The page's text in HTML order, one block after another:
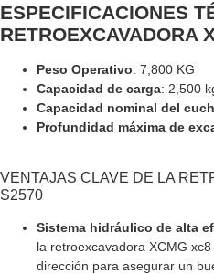
ESPECIFICACIONES
RETROEXCAVADORA
Peso Operativo: 7,800 KG
Capacidad de carga: 2,500
Capacidad nominal del
Profundidad máxima de
VENTAJAS CLAVE DE LA
S2570
Sistema hidráulico de alta
la retroexcavadora XCMG
dirección para asegurar un